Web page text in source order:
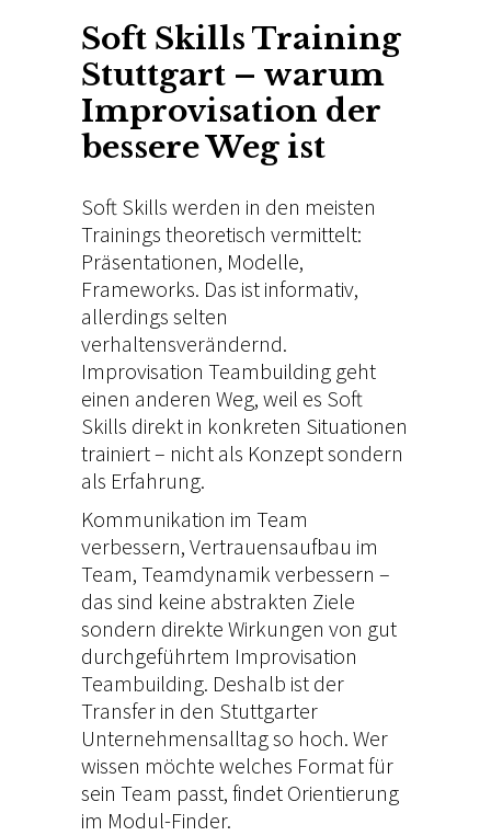
Soft Skills Training
Stuttgart – warum
Improvisation der
bessere Weg ist
Soft Skills werden in den meisten
Trainings theoretisch vermittelt:
Präsentationen, Modelle,
Frameworks. Das ist informativ,
allerdings selten
verhaltensverändernd.
Improvisation Teambuilding geht
einen anderen Weg, weil es Soft
Skills direkt in konkreten Situationen
trainiert – nicht als Konzept sondern
als Erfahrung.
Kommunikation im Team
verbessern, Vertrauensaufbau im
Team, Teamdynamik verbessern –
das sind keine abstrakten Ziele
sondern direkte Wirkungen von gut
durchgeführtem Improvisation
Teambuilding. Deshalb ist der
Transfer in den Stuttgarter
Unternehmensalltag so hoch. Wer
wissen möchte welches Format für
sein Team passt, findet Orientierung
im Modul-Finder.